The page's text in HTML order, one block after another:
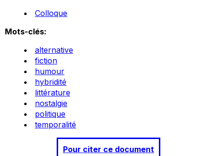
Colloque
Mots-clés:
alternative
fiction
humour
hybridité
littérature
nostalgie
politique
temporalité
Pour citer ce document